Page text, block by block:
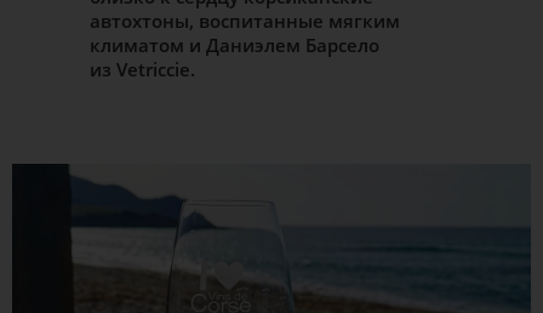
автохтоны, воспитанные мягким
климатом и Даниэлем Барсело
из Vetriccie.